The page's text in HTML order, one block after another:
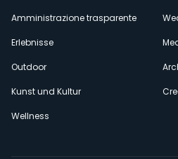
Amministrazione trasparente
Erlebnisse
Outdoor
Kunst und Kultur
Wellness